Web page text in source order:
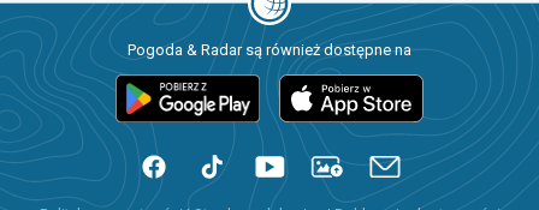
Pogoda & Radar są również dostępne na